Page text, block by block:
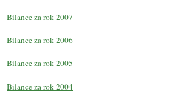
Bilance za rok 2007
Bilance za rok 2006
Bilance za rok 2005
Bilance za rok 2004